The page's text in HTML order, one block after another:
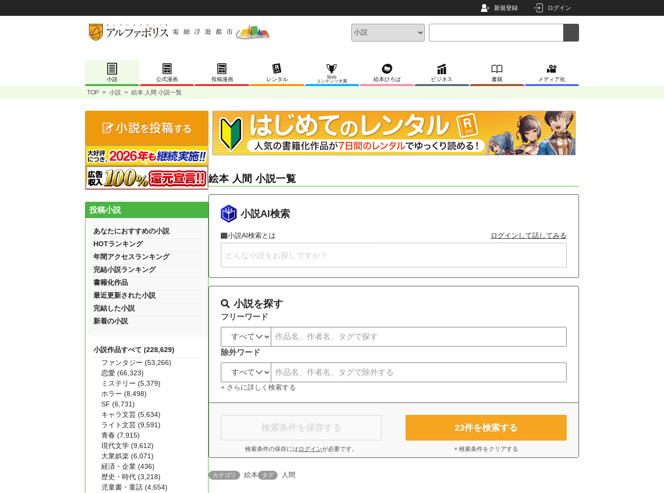
新規登録 ログイン
小説 公式漫画 投稿漫画 レンタル
Web
コンテンツ大賞
絵本ひろば ビジネス 書籍 メディア化
TOP > 小説 > 絵本 人間 小説一覧
絵本 人間 小説一覧
小説AI検索
小説AI検索とは ログインして話してみる
小説を探す
フリーワード
除外ワード
+ さらに詳しく検索する
検索条件を保存する
検索条件の保存には ログインが必要です。
23件を検索する
× 検索条件をクリアする
カテゴリ 絵本 タグ 人間
投稿小説
あなたにおすすめの小説
HOTランキング
年間アクセスランキング
完結小説ランキング
書籍化作品
最近更新された小説
完結した小説
新着の小説
小説作品すべて (228,629)
ファンタジー (53,266)
恋愛 (66,323)
ミステリー (5,379)
ホラー (8,498)
SF (6,731)
キャラ文芸 (5,634)
ライト文芸 (9,591)
青春 (7,915)
現代文学 (9,612)
大衆娯楽 (6,071)
経済・企業 (436)
歴史・時代 (3,218)
児童書・童話 (4,654)